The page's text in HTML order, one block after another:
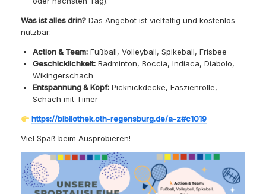
Was ist alles drin? Das Angebot ist vielfältig und kostenlos
nutzbar:
Action & Team:Fußball, Volleyball, Spikeball, Frisbee
Geschicklichkeit:Badminton, Boccia, Indiaca, Diabolo,
Wikingerschach
Entspannung & Kopf:Picknickdecke, Faszienrolle,
Schach mit Timer
https://bibliothek.oth-regensburg.de/a-z#c1019
Viel Spaß beim Ausprobieren!